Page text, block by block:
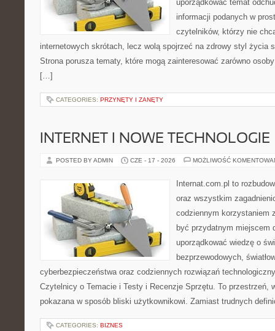
uporządkować temat
informacji podanych w
czytelników, którzy nie
internetowych skrótach, lecz wolą spojrzeć na zdrowy styl życia
Strona porusza tematy, które mogą zainteresować zarówno
[…]
CATEGORIES: PRZYNĘTY I ZANĘTY
INTERNET I NOWE TECHNOLOGIE
POSTED BY ADMIN CZE - 17 - 2026 MOŻLIWOŚĆ
Internat.com.pl to
oraz wszystkim
codziennym korzystaniem
być przydatnym miejscem
uporządkować wiedzę o
bezprzewodowych,
cyberbezpieczeństwa oraz codziennych rozwiązań
Czytelnicy o Temacie i Testy i Recenzje Sprzętu. To przestrzeń,
pokazana w sposób bliski użytkownikowi. Zamiast trudnych
CATEGORIES: BIZNES